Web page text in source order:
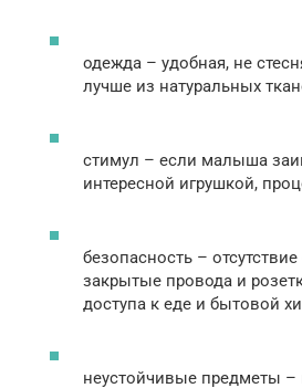
одежда – удобная, не
лучше из натуральных
стимул – если малыша
интересной игрушкой,
безопасность –
закрытые провода и
доступа к еде и бытовой
неустойчивые предметы –